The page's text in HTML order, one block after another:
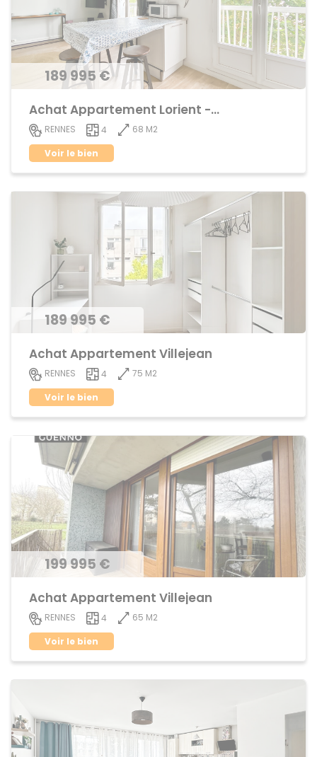
189 995 €
Achat Appartement Lorient - Saint-Brieuc
RENNES 4
68 M2
Voir le bien
189 995 €
Achat Appartement Villejean
RENNES 4
75 M2
Voir le bien
199 995 €
Achat Appartement Villejean
RENNES 4
65 M2
Voir le bien